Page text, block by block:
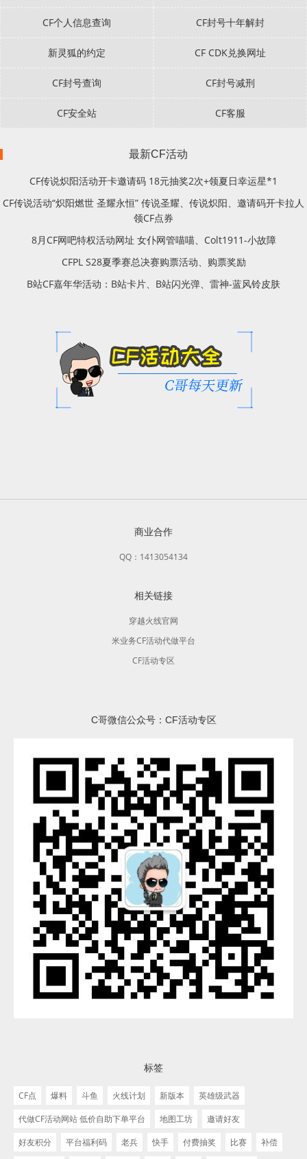
CF个人信息查询 CF封号十年解封
新灵狐的约定 CF CDK兑换网址
CF封号查询 CF封号减刑
CF安全站 CF客服
最新CF活动
CF传说炽阳活动开卡邀请码 18元抽奖2次+领夏日幸运星*1
CF传说活动“炽阳燃世 圣耀永恒” 传说圣耀、传说炽阳、邀请码开卡拉人
领CF点券
8月CF网吧特权活动网址 女仆网管喵喵、Colt1911-小故障
CFPL S28夏季赛总决赛购票活动、购票奖励
B站CF嘉年华活动：B站卡片、B站闪光弹、雷神-蓝风铃皮肤
商业合作
QQ：1413054134
相关链接
穿越火线官网
米业务CF活动代做平台
CF活动专区
C哥微信公众号：CF活动专区
标签
CF点 爆料 斗鱼 火线计划 新版本
英雄级武器
代做CF活动网站 低价自助下单平台
地图工坊
邀请好友
好友积分
平台福利码 老兵 快手 付费抽奖 比赛 补偿